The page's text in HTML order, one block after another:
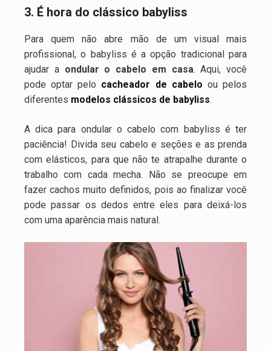
3. É hora do clássico babyliss
Para quem não abre mão de um visual mais
profissional, o babyliss é a opção tradicional para
ajudar a ondular o cabelo em casa. Aqui, você
pode optar pelo cacheador de cabelo ou pelos
diferentes modelos clássicos de babyliss.
A dica para ondular o cabelo com babyliss é ter
paciência! Divida seu cabelo e seções e as prenda
com elásticos, para que não te atrapalhe durante o
trabalho com cada mecha. Não se preocupe em
fazer cachos muito definidos, pois ao finalizar você
pode passar os dedos entre eles para deixá-los
com uma aparência mais natural.